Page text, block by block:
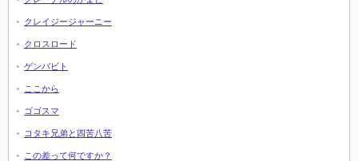
クレイジージャーニー
クロスロード
ゲンバビト
ここから
ゴゴスマ
コタキ兄弟と四苦八苦
この差って何ですか？